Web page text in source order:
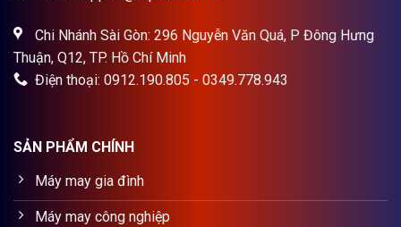
Chi Nhánh Sài Gòn: 296 Nguyễn Văn Quá, P Đông Hưng
Thuận, Q12, TP. Hồ Chí Minh
Điện thoại: 0912.190.805 - 0349.778.943
SẢN PHẨM CHÍNH
Máy may gia đình
Máy may công nghiệp